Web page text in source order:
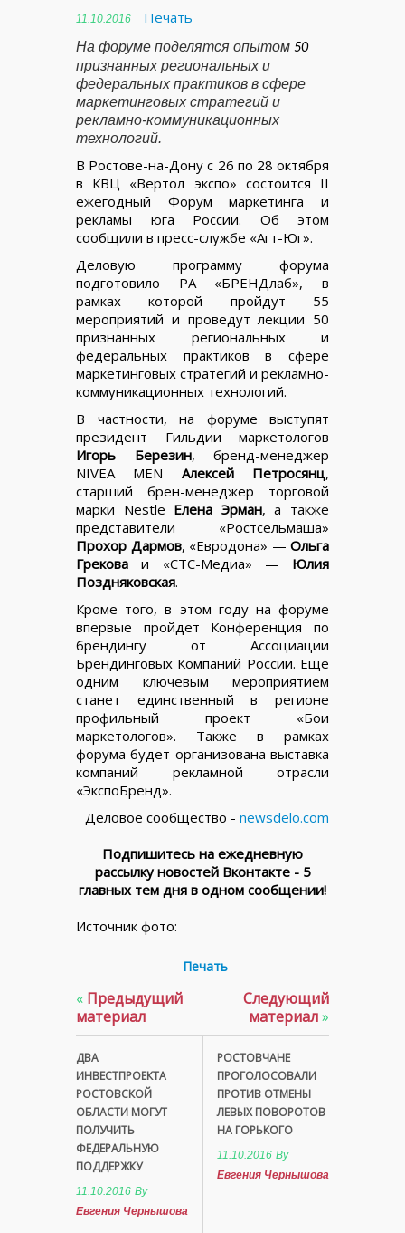
11.10.2016 Печать
На форуме поделятся опытом 50
признанных региональных и
федеральных практиков в сфере
маркетинговых стратегий и
рекламно-коммуникационных
технологий.
В Ростове-на-Дону с 26 по 28 октября
в КВЦ «Вертол экспо» состоится II
ежегодный Форум маркетинга и
рекламы юга России. Об этом
сообщили в пресс-службе «Агт-Юг».
Деловую программу форума
подготовило РА «БРЕНДлаб», в
рамках которой пройдут 55
мероприятий и проведут лекции 50
признанных региональных и
федеральных практиков в сфере
маркетинговых стратегий и рекламно-
коммуникационных технологий.
В частности, на форуме выступят
президент Гильдии маркетологов
Игорь Березин, бренд-менеджер
NIVEA MEN Алексей Петросянц,
старший брен-менеджер торговой
марки Nestle Елена Эрман, а также
представители «Ростсельмаша»
Прохор Дармов, «Евродона» — Ольга
Грекова и «СТС-Медиа» — Юлия
Поздняковская.
Кроме того, в этом году на форуме
впервые пройдет Конференция по
брендингу от Ассоциации
Брендинговых Компаний России. Еще
одним ключевым мероприятием
станет единственный в регионе
профильный проект «Бои
маркетологов». Также в рамках
форума будет организована выставка
компаний рекламной отрасли
«ЭкспоБренд».
Деловое сообщество - newsdelo.com
Подпишитесь на ежедневную
рассылку новостей Вконтакте - 5
главных тем дня в одном сообщении!
Источник фото:
Печать
« Предыдущий
материал
ДВА
ИНВЕСТПРОЕКТА
РОСТОВСКОЙ
ОБЛАСТИ МОГУТ
ПОЛУЧИТЬ
ФЕДЕРАЛЬНУЮ
ПОДДЕРЖКУ
11.10.2016 By
Евгения Чернышова
Следующий
материал»
РОСТОВЧАНЕ
ПРОГОЛОСОВАЛИ
ПРОТИВ ОТМЕНЫ
ЛЕВЫХ ПОВОРОТОВ
НА ГОРЬКОГО
11.10.2016 By
Евгения Чернышова